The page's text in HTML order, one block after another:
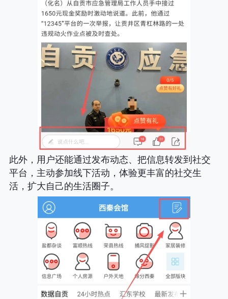
此外，用户还能通过发布动态、把信息转发到社交
平台，主动参加线下活动，体验更丰富的社交生
活，扩大自己的生活圈子。